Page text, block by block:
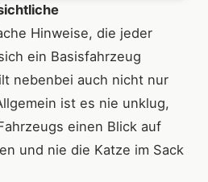
Hinweise, die jeder
ein Basisfahrzeug
nebenbei auch nicht nur
ist es nie unklug,
einen Blick auf
und nie die Katze im Sack